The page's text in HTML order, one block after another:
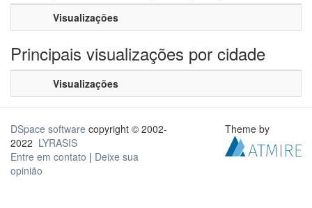
Visualizações
Principais visualizações por cidade
Visualizações
DSpace software copyright © 2002-
2022 LYRASIS
Entre em contato | Deixe sua
opinião
Theme by